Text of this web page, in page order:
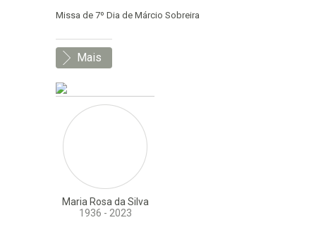
Missa de 7º Dia de Márcio Sobreira
Mais
Maria Rosa da Silva
1936 - 2023